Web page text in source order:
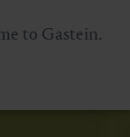
to Gastein.